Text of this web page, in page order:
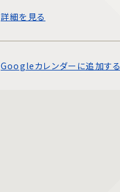
詳細を見る
Googleカレンダーに追加する